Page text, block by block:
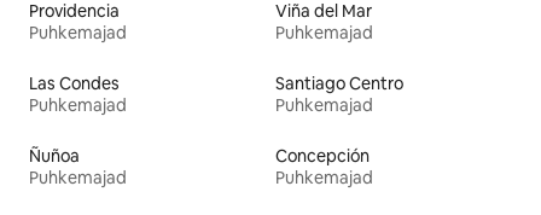
Providencia
Puhkemajad
Viña del Mar
Puhkemajad
Las Condes
Puhkemajad
Santiago Centro
Puhkemajad
Ñuñoa
Puhkemajad
Concepción
Puhkemajad